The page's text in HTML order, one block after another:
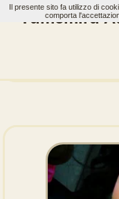
Yumemiru
Il presente sito fa utilizzo di
comporta